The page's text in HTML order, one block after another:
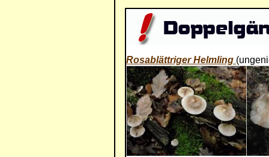
Rosablättriger Helmling